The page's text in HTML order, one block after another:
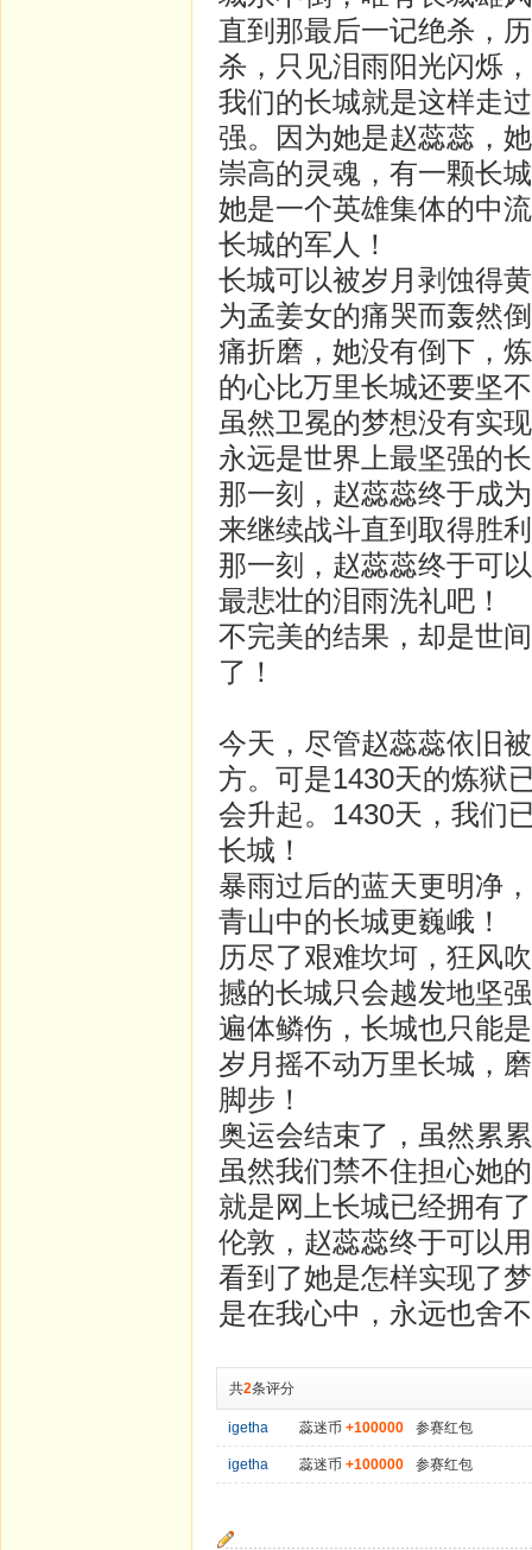
直到那最后一记绝杀，
杀，只见泪雨阳光闪烁
我们的长城就是这样走
强。因为她是赵蕊蕊，
崇高的灵魂，有一颗长
她是一个英雄集体的中
长城的军人！
长城可以被岁月剥蚀得
为孟姜女的痛哭而轰然
痛折磨，她没有倒下，
的心比万里长城还要坚
虽然卫冕的梦想没有实
永远是世界上最坚强的
那一刻，赵蕊蕊终于成
来继续战斗直到取得胜
那一刻，赵蕊蕊终于可
最悲壮的泪雨洗礼吧！
不完美的结果，却是世
了！
今天，尽管赵蕊蕊依旧
方。可是1430天的炼狱
会升起。1430天，我们
长城！
暴雨过后的蓝天更明净
青山中的长城更巍峨！
历尽了艰难坎坷，狂风
撼的长城只会越发地坚
遍体鳞伤，长城也只能
岁月摇不动万里长城，
脚步！
奥运会结束了，虽然累
虽然我们禁不住担心她
就是网上长城已经拥有
伦敦，赵蕊蕊终于可以
看到了她是怎样实现了
是在我心中，永远也舍
共2条评分
igetha 蕊迷币 +100000 参赛红包
igetha 蕊迷币 +100000 参赛红包